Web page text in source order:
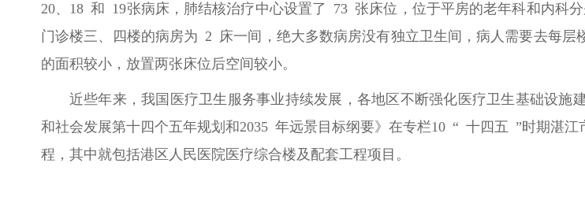
20、18 和 19张病床，肺结核治疗中心设置了 73 张床位，位于平房的老年科和内科
门诊楼三、四楼的病房为 2 床一间，绝大多数病房没有独立卫生间，病人需要去每
的面积较小，放置两张床位后空间较小。
近些年来，我国医疗卫生服务事业持续发展，各地区不断强化医疗卫生基础设
和社会发展第十四个五年规划和2035 年远景目标纲要》在专栏10 “ 十四五 ”时期湛
程，其中就包括港区人民医院医疗综合楼及配套工程项目。